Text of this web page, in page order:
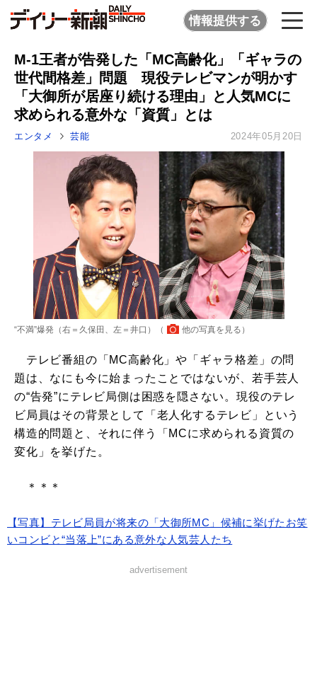
情報提供する
M-1王者が告発した「MC高齢化」「ギャラの
世代間格差」問題 現役テレビマンが明かす
「大御所が居座り続ける理由」と人気MCに
求められる意外な「資質」とは
エンタメ 芸能 2024年05月20日
“不満”爆発（右＝久保田、左＝井口）（ 他の写真を見る ）
テレビ番組の「MC高齢化」や「ギャラ格差」の問
題は、なにも今に始まったことではないが、若手芸人
の“告発”にテレビ局側は困惑を隠さない。現役のテレ
ビ局員はその背景として「老人化するテレビ」という
構造的問題と、それに伴う「MCに求められる資質の
変化」を挙げた。
＊＊＊
【写真】テレビ局員が将来の「大御所MC」候補に挙げたお笑
いコンビと“当落上”にある意外な人気芸人たち
advertisement